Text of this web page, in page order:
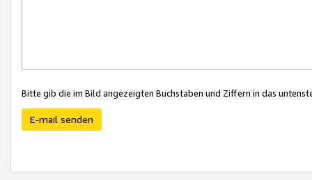
Bitte gib die im Bild angezeigten Buchstaben und Ziffern in das
E-mail senden